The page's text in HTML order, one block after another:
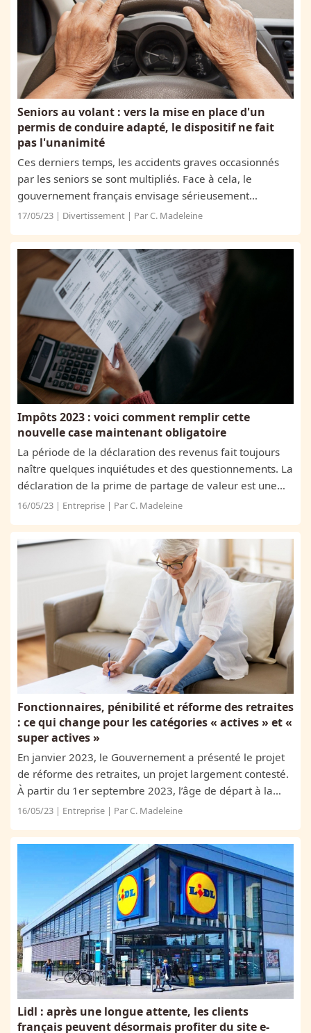
Seniors au volant : vers la mise en place d'un
permis de conduire adapté, le dispositif ne fait
pas l'unanimité
Ces derniers temps, les accidents graves occasionnés
par les seniors se sont multipliés. Face à cela, le
gouvernement français envisage sérieusement
aujourd'hui de mettre en place un permis de conduire
17/05/23 | Divertissement | Par C. Madeleine
Impôts 2023 : voici comment remplir cette
nouvelle case maintenant obligatoire
La période de la déclaration des revenus fait toujours
naître quelques inquiétudes et des questionnements. La
déclaration de la prime de partage de valeur est une
nouveauté de cette année 2023 qui concerne près de 5
16/05/23 | Entreprise | Par C. Madeleine
Fonctionnaires, pénibilité et réforme des retraites
: ce qui change pour les catégories « actives » et «
super actives »
En janvier 2023, le Gouvernement a présenté le projet
de réforme des retraites, un projet largement contesté.
À partir du 1er septembre 2023, l’âge de départ à la
retraite sera progressivement repoussé. En 2030,
16/05/23 | Entreprise | Par C. Madeleine
Lidl : après une longue attente, les clients
français peuvent désormais profiter du site e-